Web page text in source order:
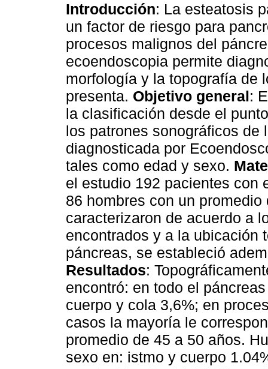
Introducción: La esteatosis
un factor de riesgo para
procesos malignos del
ecoendoscopia permite
morfología y la topografía de
presenta. Objetivo general:
la clasificación desde el
los patrones sonográficos de
diagnosticada por
tales como edad y sexo.
el estudio 192 pacientes con
86 hombres con un
caracterizaron de acuerdo a
encontrados y a la ubicación
páncreas, se estableció
Resultados:
encontró: en todo el
cuerpo y cola 3,6%; en
casos la mayoría le
promedio de 45 a 50 años.
sexo en: istmo y cuerpo